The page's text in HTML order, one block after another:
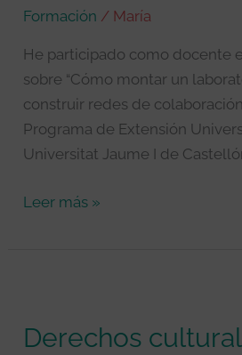
Formación / María
He participado como docente
sobre “Cómo montar un
construir redes de
Programa de Extensión
Universitat Jaume I de
Leer más »
Derechos
–